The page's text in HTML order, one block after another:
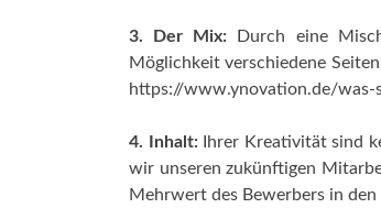
3. Der Mix: Durch eine
Möglichkeit verschiedene
https://www.ynovation.de/
4. Inhalt:Ihrer Kreativität sind
wir unseren zukünftigen
Mehrwert des Bewerbers in den